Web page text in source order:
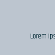
Lorem